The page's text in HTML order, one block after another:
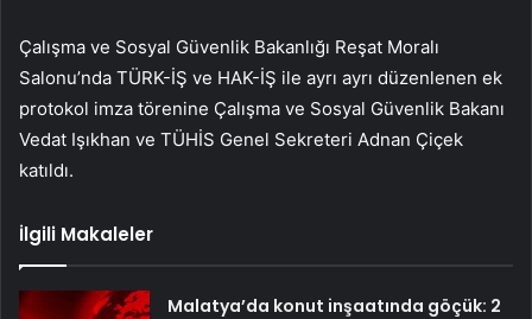
Çalışma ve Sosyal Güvenlik Bakanlığı Reşat Moralı
Salonu’nda TÜRK-İŞ ve HAK-İŞ ile ayrı ayrı düzenlenen ek
protokol imza törenine Çalışma ve Sosyal Güvenlik Bakanı
Vedat Işıkhan ve TÜHİS Genel Sekreteri Adnan Çiçek
katıldı.
İlgili Makaleler
Malatya’da konut inşaatında göçük: 2